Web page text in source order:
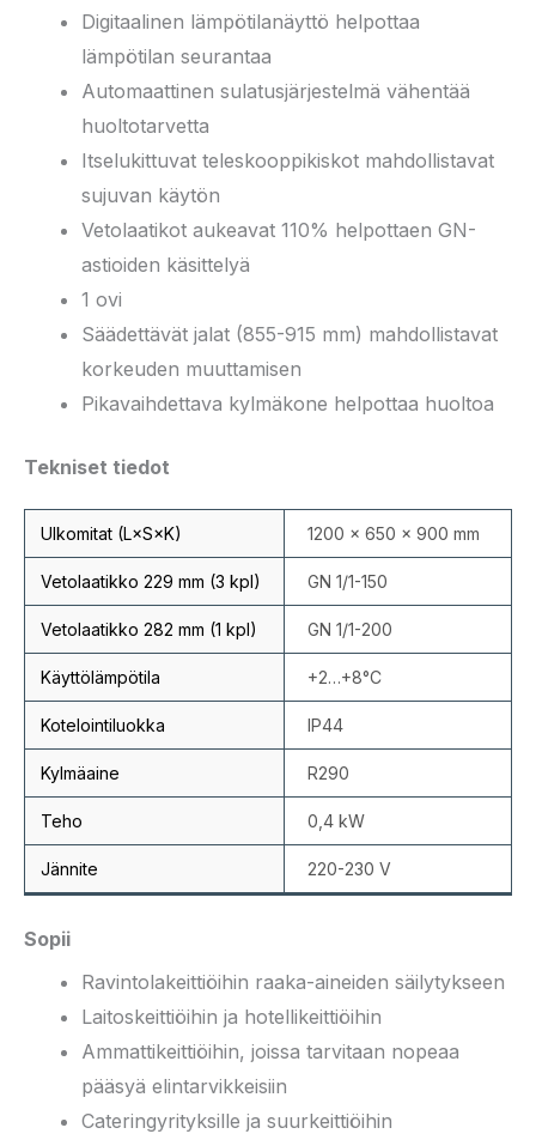
Digitaalinen lämpötilanäyttö helpottaa
lämpötilan seurantaa
Automaattinen sulatusjärjestelmä vähentää
huoltotarvetta
Itselukittuvat teleskooppikiskot mahdollistavat
sujuvan käytön
Vetolaatikot aukeavat 110% helpottaen GN-
astioiden käsittelyä
1 ovi
Säädettävät jalat (855-915 mm) mahdollistavat
korkeuden muuttamisen
Pikavaihdettava kylmäkone helpottaa huoltoa
Tekniset tiedot
Ulkomitat (L×S×K) 1200 × 650 × 900 mm
Vetolaatikko 229 mm (3 kpl) GN 1/1-150
Vetolaatikko 282 mm (1 kpl) GN 1/1-200
Käyttölämpötila +2…+8°C
Kotelointiluokka IP44
Kylmäaine R290
Teho 0,4 kW
Jännite 220-230 V
Sopii
Ravintolakeittiöihin raaka-aineiden säilytykseen
Laitoskeittiöihin ja hotellikeittiöihin
Ammattikeittiöihin, joissa tarvitaan nopeaa
pääsyä elintarvikkeisiin
Cateringyrityksille ja suurkeittiöihin